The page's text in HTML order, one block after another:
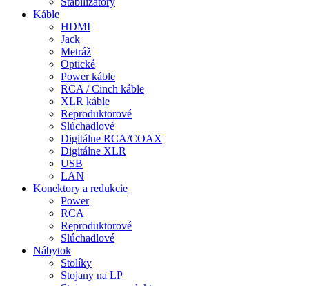
Káble
HDMI
Jack
Metráž
Optické
Power káble
RCA / Cinch káble
XLR káble
Reproduktorové
Slúchadlové
Digitálne RCA/COAX
Digitálne XLR
USB
LAN
Konektory a redukcie
Power
RCA
Reproduktorové
Slúchadlové
Nábytok
Stolíky
Stojany na LP